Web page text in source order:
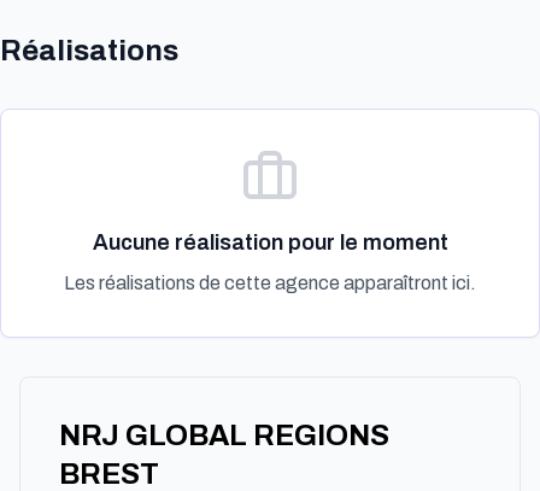
Réalisations
Aucune réalisation pour le moment
Les réalisations de cette agence apparaîtront ici.
NRJ GLOBAL REGIONS
BREST